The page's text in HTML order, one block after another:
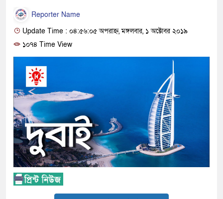
Reporter Name
Update Time : ০৪:৫৬:০৫ অপরাহ্ন, মঙ্গলবার, ১ অক্টোবর ২০১৯
১০৭৪ Time View